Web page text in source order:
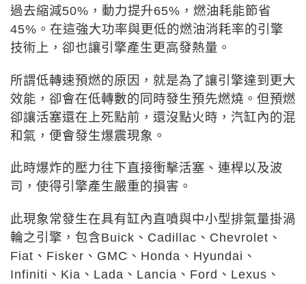
過去縮減50%，動力提升65%，燃油耗能節省
45%。 在這強大功率與更低的燃油消耗率的引擎
技術上，卻也讓引擎產生更高發熱量。
所謂低轉速預燃的原因，就是為了讓引擎達到更大
效能，卻會在低轉數的同時發生預先燃燒。但預燃
卻讓活塞還在上死點前，還沒點火時，汽缸內的混
和氣，便會發生爆震現象。
此時爆炸的壓力往下直接衝擊活塞、連桿以及波
司，使得引擎產生嚴重的損害。
此現象常發生在具有缸內直噴與中小型排氣量掛渦
輪之引擎，包含Buick、Cadillac、Chevrolet、
Fiat、Fisker、GMC、Honda、Hyundai、
Infiniti、Kia、Lada、Lancia、Ford、Lexus、